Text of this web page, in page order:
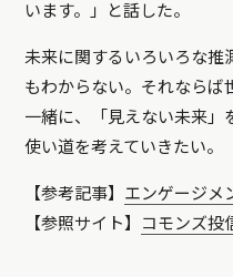
います。」と話した。
未来に関するいろいろな推
もわからない。それならば
一緒に、「見えない未来」
使い道を考えていきたい。
【参考記事】 エンゲージメ
【参照サイト】 コモンズ投